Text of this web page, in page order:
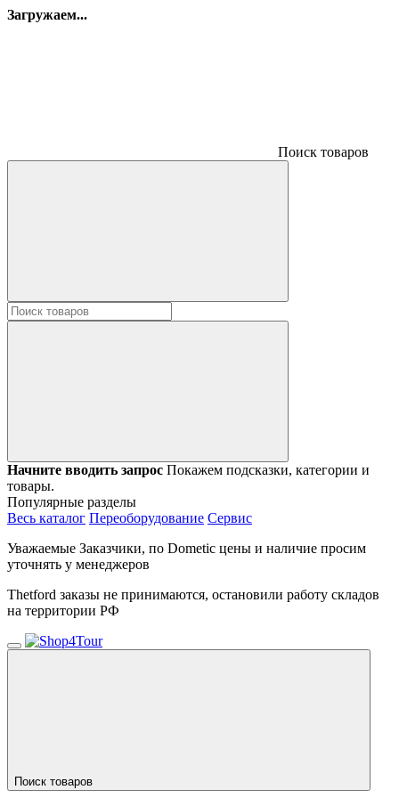
Загружаем...
Поиск товаров
Начните вводить запрос Покажем подсказки, категории и
товары.
Популярные разделы
Весь каталог Переоборудование Сервис
Уважаемые Заказчики, по Dometic цены и наличие просим
уточнять у менеджеров
Thetford заказы не принимаются, остановили работу складов
на территории РФ
Поиск товаров